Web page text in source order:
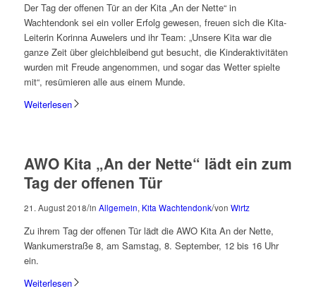
Der Tag der offenen Tür an der Kita „An der Nette“ in
Wachtendonk sei ein voller Erfolg gewesen, freuen sich die Kita-
Leiterin Korinna Auwelers und ihr Team: „Unsere Kita war die
ganze Zeit über gleichbleibend gut besucht, die Kinderaktivitäten
wurden mit Freude angenommen, und sogar das Wetter spielte
mit“, resümieren alle aus einem Munde.
Weiterlesen
AWO Kita „An der Nette“ lädt ein zum
Tag der offenen Tür
21. August 2018/in Allgemein, Kita Wachtendonk/von Wirtz
Zu ihrem Tag der offenen Tür lädt die AWO Kita An der Nette,
Wankumerstraße 8, am Samstag, 8. September, 12 bis 16 Uhr
ein.
Weiterlesen